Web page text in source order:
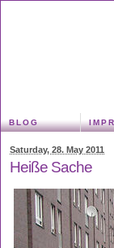
BLOG
Saturday, 28. May 2011
Heiße Sache